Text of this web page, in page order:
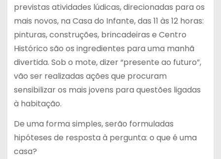
previstas atividades lúdicas, direcionadas para os
mais novos, na Casa do Infante, das 11 às 12 horas:
pinturas, construções, brincadeiras e Centro
Histórico são os ingredientes para uma manhã
divertida. Sob o mote, dizer “presente ao futuro”,
vão ser realizadas ações que procuram
sensibilizar os mais jovens para questões ligadas
à habitação.
De uma forma simples, serão formuladas
hipóteses de resposta à pergunta: o que é uma
casa?